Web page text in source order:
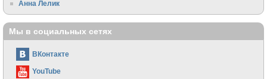
Анна Лелик
Мы в социальных сетях
ВКонтакте
YouTube